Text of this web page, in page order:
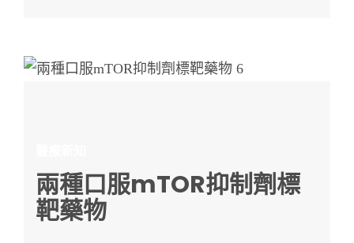
兩種口服mTOR抑制劑標
靶藥物